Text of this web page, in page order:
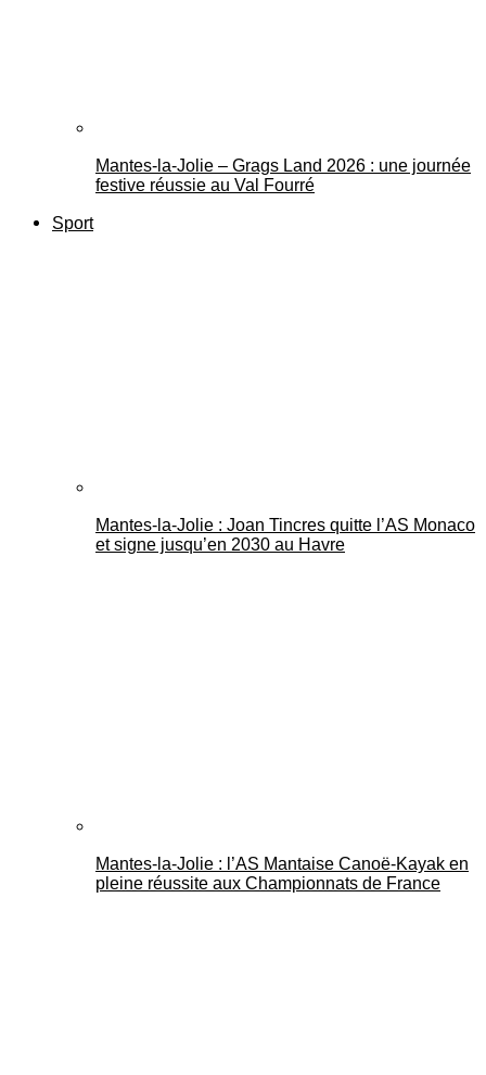
Mantes-la-Jolie – Grags Land 2026 : une journée
festive réussie au Val Fourré
Sport
Mantes-la-Jolie : Joan Tincres quitte l’AS Monaco
et signe jusqu’en 2030 au Havre
Mantes-la-Jolie : l’AS Mantaise Canoë‑Kayak en
pleine réussite aux Championnats de France